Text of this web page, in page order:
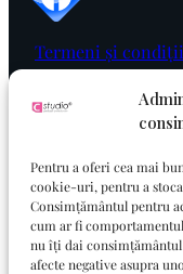
Pentru a oferi cea mai
cookie-uri, pentru a
Consimțământul pentru
cum ar fi
nu îți dai
afecte negative asupra
Termeni și condiții
Politica de cookie